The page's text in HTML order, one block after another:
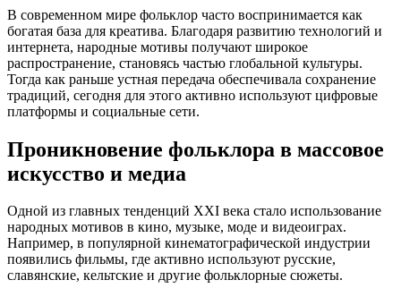
В современном мире фольклор часто воспринимается как
богатая база для креатива. Благодаря развитию технологий и
интернета, народные мотивы получают широкое
распространение, становясь частью глобальной культуры.
Тогда как раньше устная передача обеспечивала сохранение
традиций, сегодня для этого активно используют цифровые
платформы и социальные сети.
Проникновение фольклора в массовое
искусство и медиа
Одной из главных тенденций XXI века стало использование
народных мотивов в кино, музыке, моде и видеоиграх.
Например, в популярной кинематографической индустрии
появились фильмы, где активно используют русские,
славянские, кельтские и другие фольклорные сюжеты.